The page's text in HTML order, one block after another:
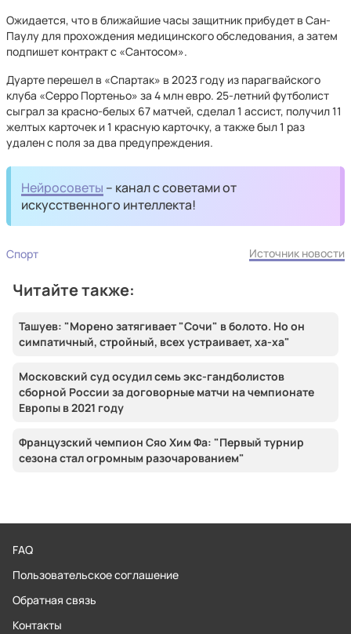
Ожидается, что в ближайшие часы защитник прибудет в Сан-
Паулу для прохождения медицинского обследования, а затем
подпишет контракт с «Сантосом».
Дуарте перешел в «Спартак» в 2023 году из парагвайского
клуба «Серро Портеньо» за 4 млн евро. 25-летний футболист
сыграл за красно-белых 67 матчей, сделал 1 ассист, получил 11
желтых карточек и 1 красную карточку, а также был 1 раз
удален с поля за два предупреждения.
Нейросоветы – канал с советами от
искусственного интеллекта!
Спорт Источник новости
Читайте также:
Ташуев: "Морено затягивает "Сочи" в болото. Но он
симпатичный, стройный, всех устраивает, ха-ха"
Московский суд осудил семь экс-гандболистов
сборной России за договорные матчи на чемпионате
Европы в 2021 году
Французский чемпион Сяо Хим Фа: "Первый турнир
сезона стал огромным разочарованием"
FAQ
Пользовательское соглашение
Обратная связь
Контакты